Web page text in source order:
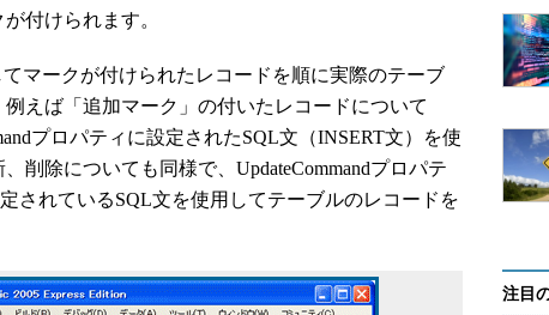
付けられます。
マークが付けられたレコードを順に実際のテーブ
えば「追加マーク」の付いたレコードについて
プロパティに設定されたSQL文（INSERT文）を使
削除についても同様で、UpdateCommandプロパテ
されているSQL文を使用してテーブルのレコードを
注目